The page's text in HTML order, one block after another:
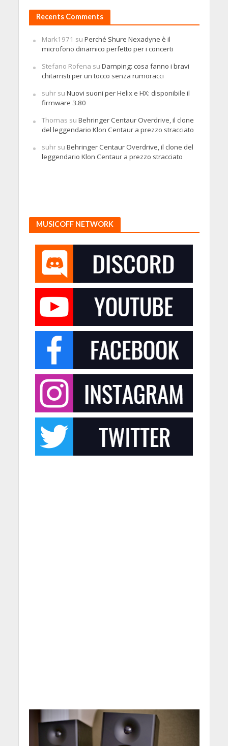
Recents Comments
Mark1971 su Perché Shure Nexadyne è il
microfono dinamico perfetto per i concerti
Stefano Rofena su Damping: cosa fanno i bravi
chitarristi per un tocco senza rumoracci
suhrsu Nuovi suoni per Helix e HX: disponibile il
firmware 3.80
Thomas su Behringer Centaur Overdrive, il clone
del leggendario Klon Centaur a prezzo stracciato
suhrsu Behringer Centaur Overdrive, il clone del
leggendario Klon Centaur a prezzo stracciato
MUSICOFF NETWORK